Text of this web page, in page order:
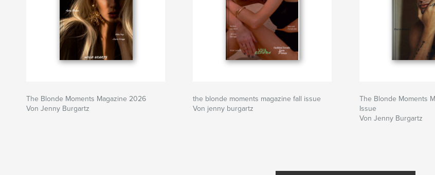
The Blonde Moments Magazine 2026
Von Jenny Burgartz
the blonde moments magazine fall issue
Von jenny burgartz
The Blonde Moments
Issue
Von Jenny Burgartz